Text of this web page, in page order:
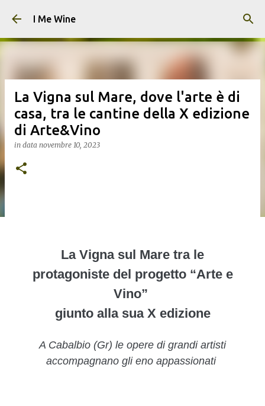
Passa ai contenuti principali
I Me Wine
La Vigna sul Mare, dove l'arte è di
casa, tra le cantine della X edizione
di Arte&Vino
in data novembre 10, 2023
La Vigna sul Mare tra le
protagoniste del progetto “Arte e
Vino”
giunto alla sua X edizione
A Cabalbio (Gr) le opere di grandi artisti
accompagnano gli eno appassionati